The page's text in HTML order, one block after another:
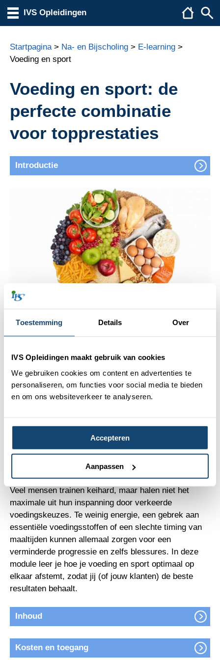
Toestemming Details Over
IVS Opleidingen maakt gebruik van cookies
We gebruiken cookies om content en advertenties te
personaliseren, om functies voor social media te bieden
en om ons websiteverkeer te analyseren.
Accepteren
Aanpassen
IVS Opleidingen
Startpagina> Na- en Bijscholing > E-learning >
Voeding en sport
Voeding en sport: de
perfecte combinatie
voor topprestaties
Introductie
Waarom voeding en sport
verbonden zijn
Wat je eet, bepaalt hoe je presteert. Of je nu traint om
leven wilt gaan – voeding speelt een cruciale rol.
Voeding levert niet alleen brandstof, maar bepaalt ook
hoe goed je herstelt, hoe je spieren zich ontwikkelen
Veel mensen trainen keihard, maar halen niet het
maximale uit hun inspanning door verkeerde
voedingskeuzes. Te weinig energie, een gebrek aan
essentiële voedingsstoffen of een slechte timing van
maaltijden kunnen allemaal zorgen voor een
verminderde progressie en zelfs blessures. In deze
module leer je hoe je voeding en sport optimaal op
elkaar afstemt, zodat jij (of jouw klanten) de beste
resultaten behaalt.
Inhoud
Kosten en toegang